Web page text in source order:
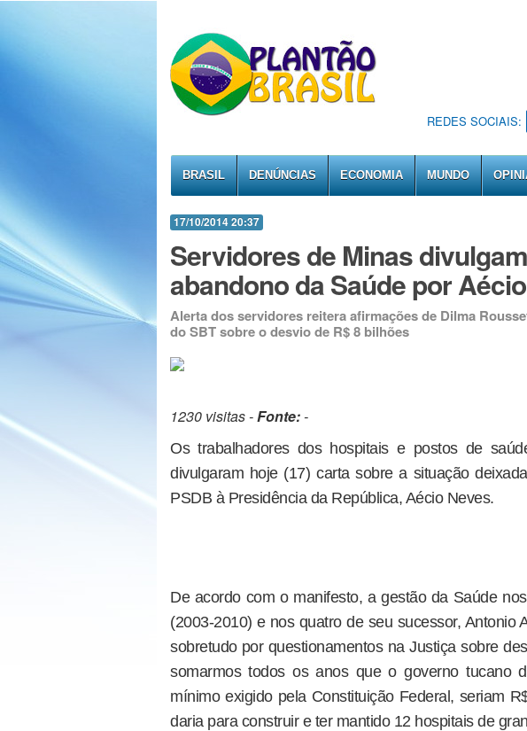
REDES SOCIAIS:
BRASIL DENÚNCIAS ECONOMIA MUNDO
17/10/2014 20:37
Servidores de Minas
abandono da Saúde por Aécio
Alerta dos servidores reitera afirmações de Dilma
do SBT sobre o desvio de R$ 8 bilhões
1230 visitas -Fonte:-
Os trabalhadores dos hospitais e postos de
divulgaram hoje (17) carta sobre a situação
PSDB à Presidência da República, Aécio Neves.
De acordo com o manifesto, a gestão da Saúde
(2003-2010) e nos quatro de seu sucessor, Antonio
sobretudo por questionamentos na Justiça sobre
somarmos todos os anos que o governo tucano
mínimo exigido pela Constituição Federal, seriam
daria para construir e ter mantido 12 hospitais de